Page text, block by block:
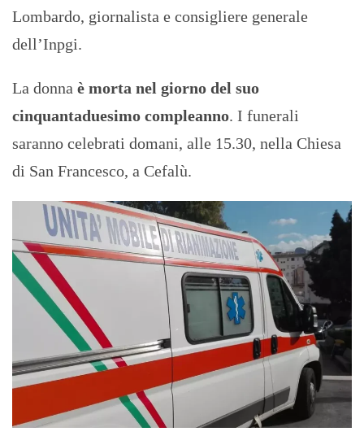
Lombardo, giornalista e consigliere generale
dell’Inpgi.
La donna è morta nel giorno del suo
cinquantaduesimo compleanno. I funerali
saranno celebrati domani, alle 15.30, nella Chiesa
di San Francesco, a Cefalù.